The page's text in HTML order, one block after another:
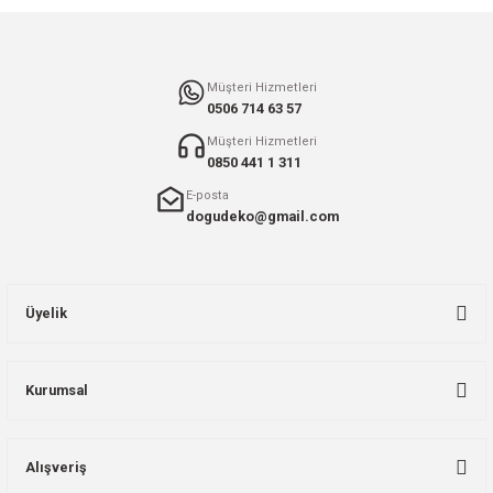
Müşteri Hizmetleri
0506 714 63 57
Müşteri Hizmetleri
0850 441 1 311
E-posta
dogudeko@gmail.com
Üyelik
Kurumsal
Alışveriş